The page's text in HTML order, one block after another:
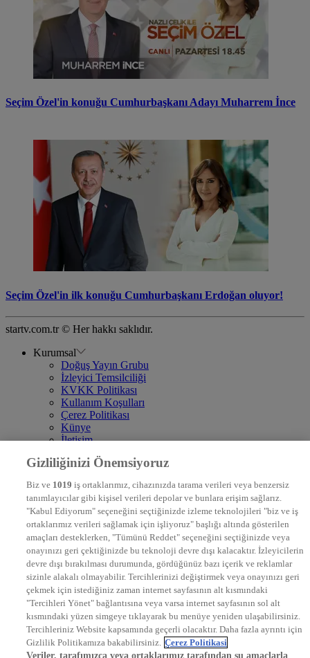
Seçim Özel'in konuğu Cumhurbaşkanı Adayı Muharrem İnce
Seçim Özel'in ilk konuğu Cumhurbaşkanı Erdoğan oluyor!
startv.com.tr © Her hakkı saklıdır.
Kurumsal
Doğuş Yayın Grubu
İzleyici Temsilciliği
KVKK Politikası
Kullanım Koşulları
Çerez Politikası
Künye
İletişim
DYG Televizyonlar
STAR
EURO STAR
KRAL POP TV
DYG Radyolar
NTV RADYO
KRAL FM
KRAL POP
EKSEN
VOYAGE
DYG Dijital
ntv.com.tr
ntvspor.net
secim.ntv.com.tr
startv.com.tr
Gizliliğinizi Önemsiyoruz
Biz ve 1019 iş ortaklarımız, cihazınızda tarama verileri veya benzersiz
tanımlayıcılar gibi kişisel verileri depolar ve bunlara erişim sağlarız.
"Kabul Ediyorum" seçeneğini seçtiğinizde izleme teknolojileri "biz ve iş
ortaklarımız verileri sağlamak için işliyoruz" başlığı altında gösterilen
amaçları desteklerken, "Tümünü Reddet" seçeneğini seçtiğinizde veya
onayınızı geri çektiğinizde bu teknoloji devre dışı kalacaktır. İzleyicilerin
devre dışı bırakılması durumunda, gördüğünüz bazı içerik ve reklamlar
sizinle alakalı olmayabilir. Tercihlerinizi değiştirmek veya onayınızı geri
çekmek için istediğiniz zaman internet sayfasının alt kısmındaki
"Tercihleri Yönet" bağlantısına veya varsa internet sayfasının sol alt
kısmındaki yüzen simgeye tıklayarak bu menüye yeniden ulaşabilirsiniz.
Tercihleriniz Website kapsamında geçerli olacaktır. Daha fazla ayrıntı için
Gizlilik Politikamıza bakabilirsiniz. Çerez Politikasi
Veriler, tarafımızca veya ortaklarımız tarafından şu amaçlarla